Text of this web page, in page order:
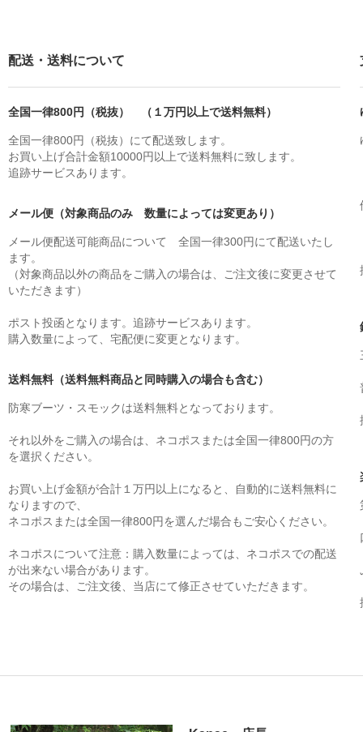
配送・送料について
全国一律800円（税抜） （１万円以上で送料無料）
全国一律800円（税抜）にて配送致します。
お買い上げ合計金額10000円以上で送料無料に致します。
追跡サービスあります。
メール便（対象商品のみ 数量によっては変更あり）
メール便配送可能商品について 全国一律300円にて配送いたし
ます。
（対象商品以外の商品をご購入の場合は、ご注文後に変更させて
いただきます）
ポスト投函となります。追跡サービスあります。
購入数量によって、宅配便に変更となります。
送料無料（送料無料商品と同時購入の場合も含む）
防寒ブーツ・スモックは送料無料となっております。
それ以外をご購入の場合は、ネコポスまたは全国一律800円の方
を選択ください。
お買い上げ金額が合計１万円以上になると、自動的に送料無料に
なりますので、
ネコポスまたは全国一律800円を選んだ場合もご安心ください。
ネコポスについて注意：購入数量によっては、ネコポスでの配送
が出来ない場合があります。
その場合は、ご注文後、当店にて修正させていただきます。